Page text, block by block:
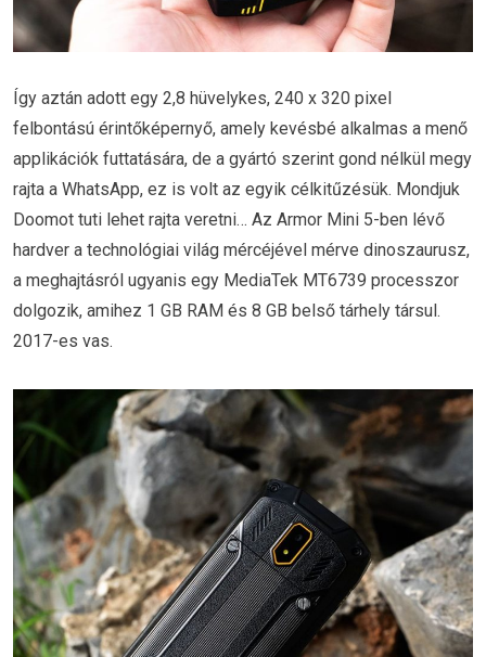
Így aztán adott egy 2,8 hüvelykes, 240 x 320 pixel
felbontású érintőképernyő, amely kevésbé alkalmas a menő
applikációk futtatására, de a gyártó szerint gond nélkül megy
rajta a WhatsApp, ez is volt az egyik célkitűzésük. Mondjuk
Doomot tuti lehet rajta veretni… Az Armor Mini 5-ben lévő
hardver a technológiai világ mércéjével mérve dinoszaurusz,
a meghajtásról ugyanis egy MediaTek MT6739 processzor
dolgozik, amihez 1 GB RAM és 8 GB belső tárhely társul.
2017-es vas.